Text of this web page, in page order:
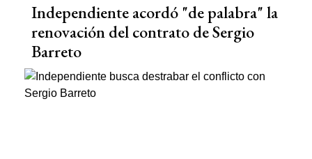
Independiente acordó "de palabra" la
renovación del contrato de Sergio
Barreto